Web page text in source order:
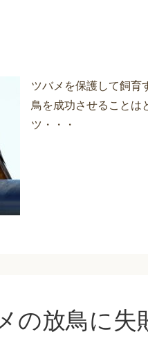
ツバメを保護して飼育
鳥を成功させることは
ツ・・・
の放鳥に失